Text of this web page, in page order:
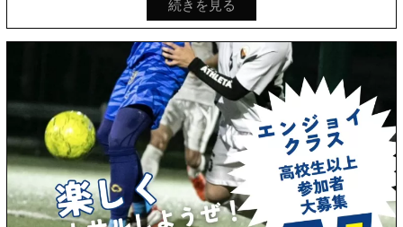
続きを見る